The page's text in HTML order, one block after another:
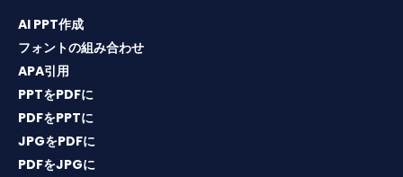
AI PPT作成
フォントの組み合わせ
APA引用
PPTをPDFに
PDFをPPTに
JPGをPDFに
PDFをJPGに